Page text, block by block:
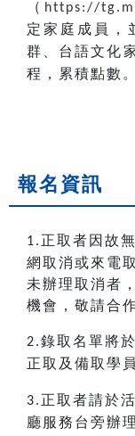
（ https://
定家庭成員，
群、台語文化
程，累積點數。
報名資訊
1. 正取者因故
網取消或來電
未辦理取消者
機會，敬請合作
2.錄取名單將
正取及備取學
3. 正取者請於
廳服務台旁辦